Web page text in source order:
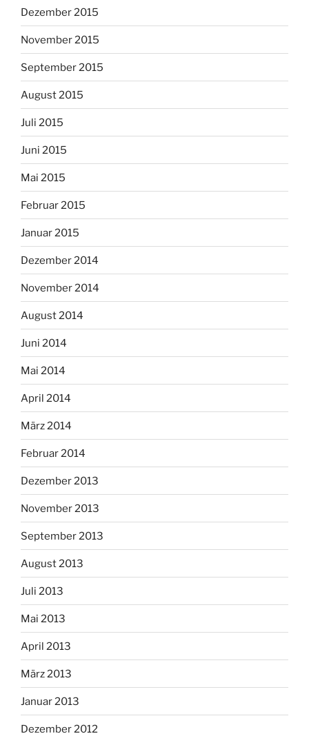
Dezember 2015
November 2015
September 2015
August 2015
Juli 2015
Juni 2015
Mai 2015
Februar 2015
Januar 2015
Dezember 2014
November 2014
August 2014
Juni 2014
Mai 2014
April 2014
März 2014
Februar 2014
Dezember 2013
November 2013
September 2013
August 2013
Juli 2013
Mai 2013
April 2013
März 2013
Januar 2013
Dezember 2012